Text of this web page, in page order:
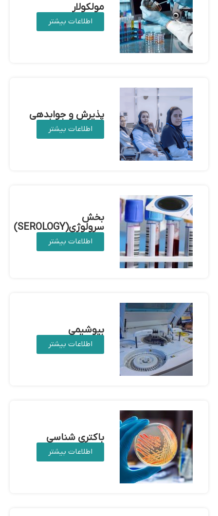
مولکولار
اطلاعات بیشتر
پذیرش و جوابدهی
اطلاعات بیشتر
بخش
سرولوژی(SEROLOGY)
اطلاعات بیشتر
بیوشیمی
اطلاعات بیشتر
باکتری شناسی
اطلاعات بیشتر